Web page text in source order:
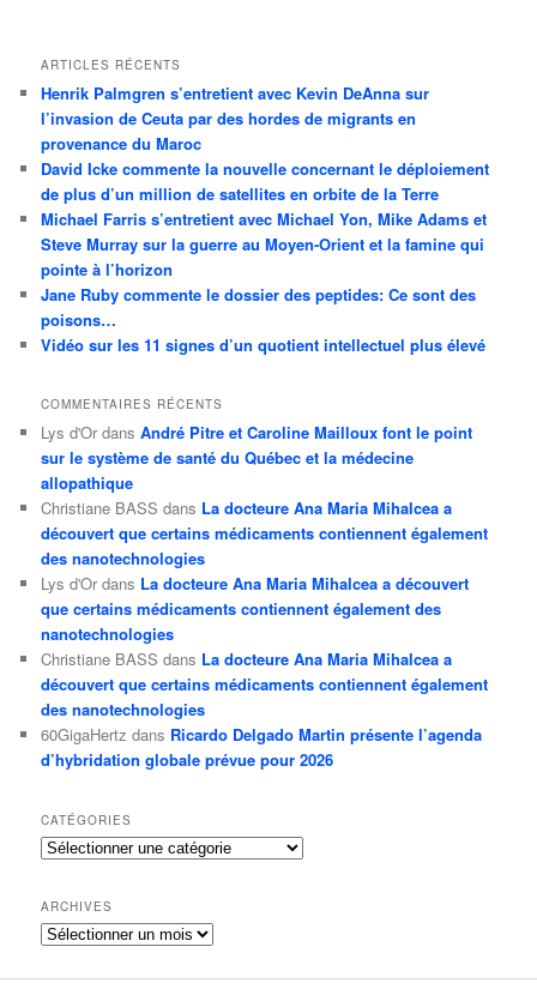
ARTICLES RÉCENTS
Henrik Palmgren s’entretient avec Kevin DeAnna sur
l’invasion de Ceuta par des hordes de migrants en
provenance du Maroc
David Icke commente la nouvelle concernant le déploiement
de plus d’un million de satellites en orbite de la Terre
Michael Farris s’entretient avec Michael Yon, Mike Adams et
Steve Murray sur la guerre au Moyen-Orient et la famine qui
pointe à l’horizon
Jane Ruby commente le dossier des peptides: Ce sont des
poisons…
Vidéo sur les 11 signes d’un quotient intellectuel plus élevé
COMMENTAIRES RÉCENTS
Lys d'Or dansAndré Pitre et Caroline Mailloux font le point
sur le système de santé du Québec et la médecine
allopathique
Christiane BASS dans La docteure Ana Maria Mihalcea a
découvert que certains médicaments contiennent également
des nanotechnologies
Lys d'Or dans La docteure Ana Maria Mihalcea a découvert
que certains médicaments contiennent également des
nanotechnologies
Christiane BASS dans La docteure Ana Maria Mihalcea a
découvert que certains médicaments contiennent également
des nanotechnologies
60GigaHertz dans Ricardo Delgado Martin présente l’agenda
d’hybridation globale prévue pour 2026
CATÉGORIES
Catégories
ARCHIVES
Archives